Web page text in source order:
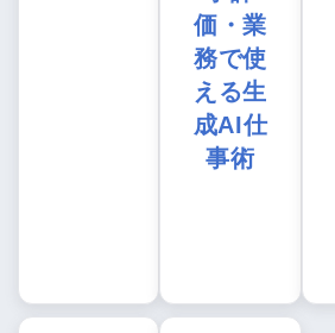
価・業
務で使
える生
成AI仕
事術